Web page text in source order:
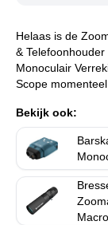
Helaas is de
&
Monoculair
Scope
Bekijk ook: